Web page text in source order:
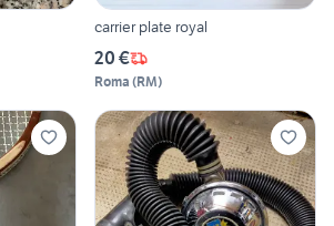
carrier plate royal
20 €
Roma (RM)